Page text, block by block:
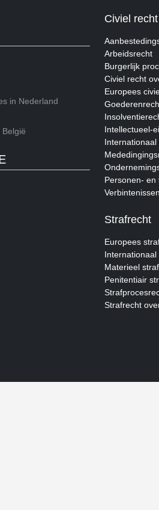
in Nederland
Civiel recht
Arbeidsrecht
Burgerlijk
Civiel recht
Europees
Intellectueel-
Personen- en
Strafrecht
Europees
Materieel
Penitentiair
Strafrecht